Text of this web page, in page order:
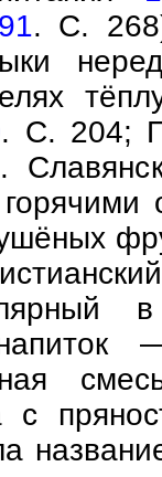
. С.
. С. 204;
в
с